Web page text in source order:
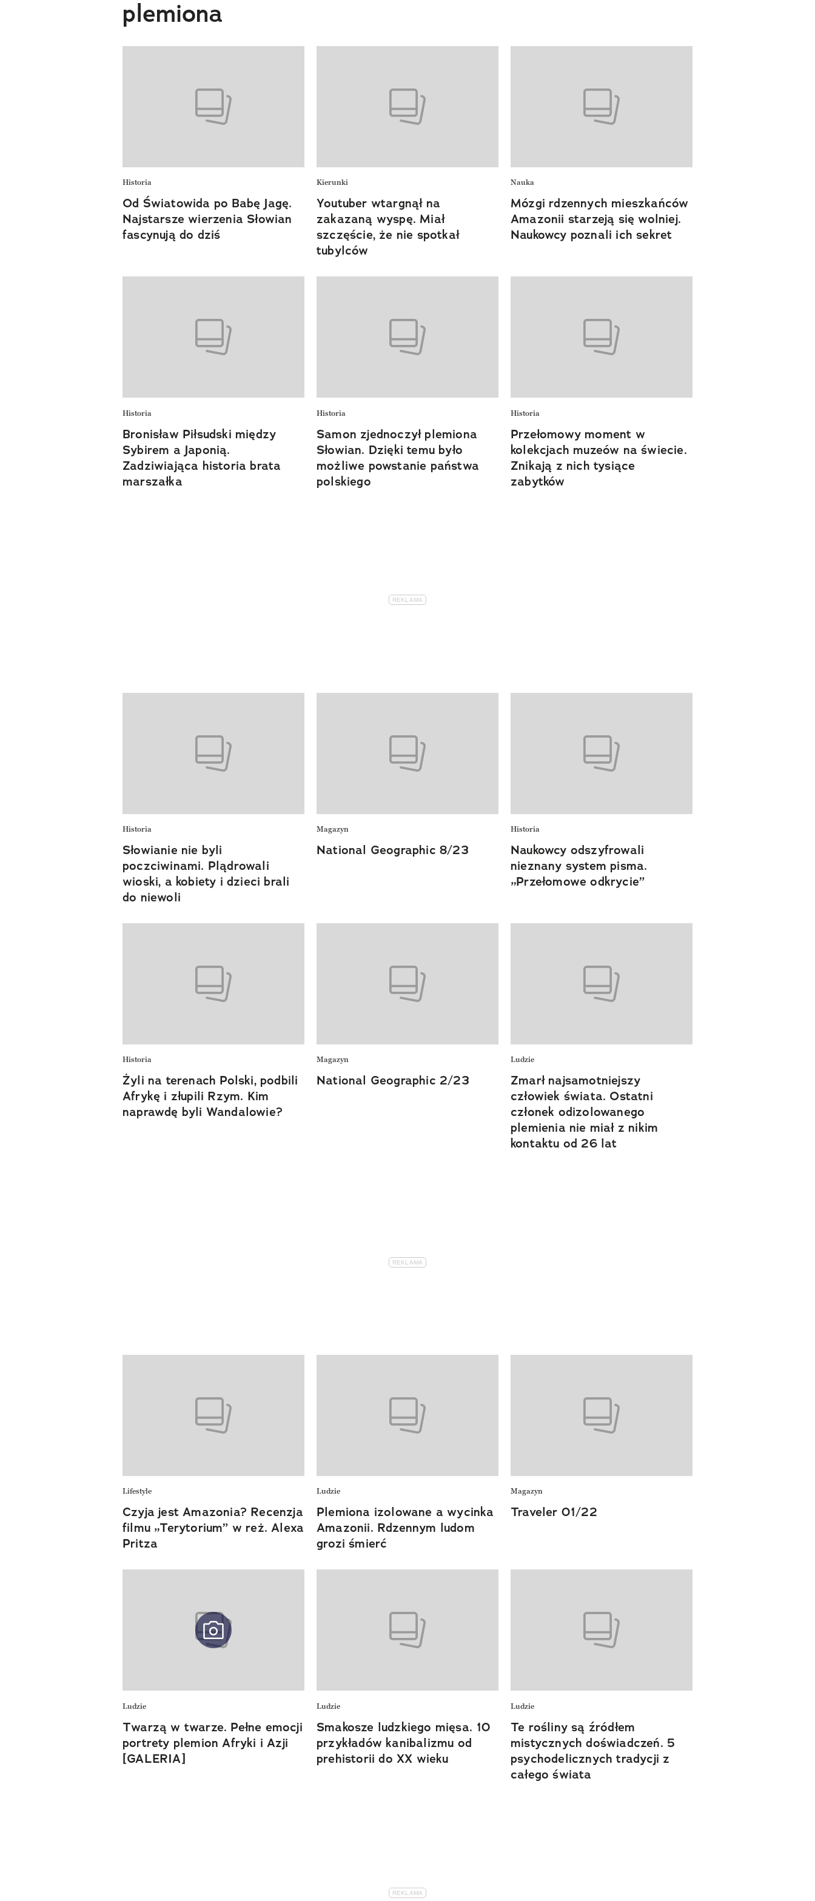
plemiona
Historia
Od Światowida po Babę Jagę.
Najstarsze wierzenia Słowian
fascynują do dziś
Kierunki
Youtuber wtargnął na
zakazaną wyspę. Miał
szczęście, że nie spotkał
tubylców
Nauka
Mózgi rdzennych mieszkańców
Amazonii starzeją się wolniej.
Naukowcy poznali ich sekret
Historia
Bronisław Piłsudski między
Sybirem a Japonią.
Zadziwiająca historia brata
marszałka
Historia
Samon zjednoczył plemiona
Słowian. Dzięki temu było
możliwe powstanie państwa
polskiego
Historia
Przełomowy moment w
kolekcjach muzeów na świecie.
Znikają z nich tysiące
zabytków
Historia
Słowianie nie byli
poczciwinami. Plądrowali
wioski, a kobiety i dzieci brali
do niewoli
Magazyn
National Geographic 8/23
Historia
Naukowcy odszyfrowali
nieznany system pisma.
„Przełomowe odkrycie”
Historia
Żyli na terenach Polski, podbili
Afrykę i złupili Rzym. Kim
naprawdę byli Wandalowie?
Magazyn
National Geographic 2/23
Ludzie
Zmarł najsamotniejszy
człowiek świata. Ostatni
członek odizolowanego
plemienia nie miał z nikim
kontaktu od 26 lat
Lifestyle
Czyja jest Amazonia? Recenzja
filmu „Terytorium” w reż. Alexa
Pritza
Ludzie
Plemiona izolowane a wycinka
Amazonii. Rdzennym ludom
grozi śmierć
Magazyn
Traveler 01/22
Ludzie
Twarzą w twarze. Pełne emocji
portrety plemion Afryki i Azji
[GALERIA]
Ludzie
Smakosze ludzkiego mięsa. 10
przykładów kanibalizmu od
prehistorii do XX wieku
Ludzie
Te rośliny są źródłem
mistycznych doświadczeń. 5
psychodelicznych tradycji z
całego świata